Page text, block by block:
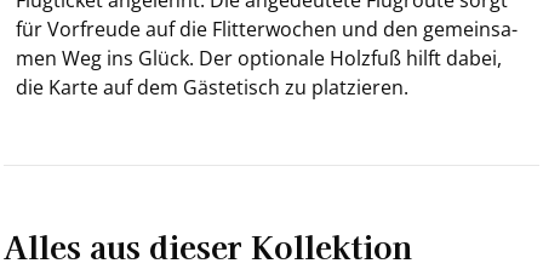
für Vor­freu­de auf die Flit­ter­wo­chen und den ge­mein­sa­
men Weg ins Glück. Der op­tio­na­le Holz­fuß hilft dabei,
die Karte auf dem Gä­ste­tisch zu plat­zie­ren.
Alles aus dieser Kollektion